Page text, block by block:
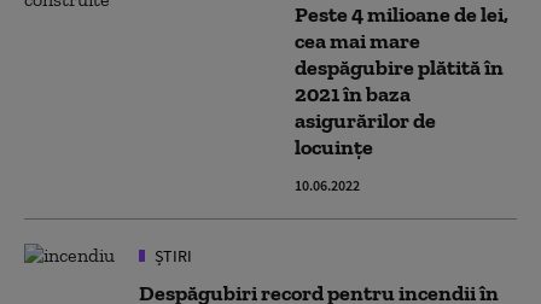
Peste 4 milioane de lei,
cea mai mare
despăgubire plătită în
2021 în baza
asigurărilor de
locuinţe
10.06.2022
ȘTIRI
Despăgubiri record pentru incendii în